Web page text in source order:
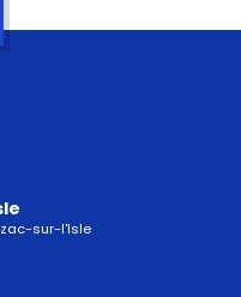
sur-l'Isle